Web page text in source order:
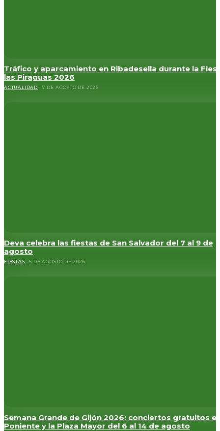
Tráfico y aparcamiento en Ribadesella durante la
las Piraguas 2026
ACTUALIDAD 7 DE AGOSTO DE 2026
Deva celebra las fiestas de San Salvador del 7 al 9 de
agosto
FIESTAS 5 DE AGOSTO DE 2026
Semana Grande de Gijón 2026: conciertos gratuitos
Poniente y la Plaza Mayor del 6 al 14 de agosto